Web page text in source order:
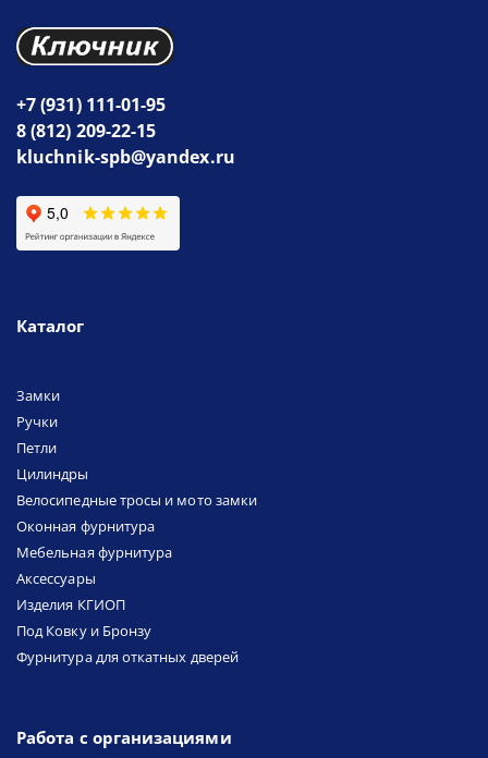
+7 (931) 111-01-95
8 (812) 209-22-15
kluchnik-spb@yandex.ru
Каталог
Замки
Ручки
Петли
Цилиндры
Велосипедные тросы и мото замки
Оконная фурнитура
Мебельная фурнитура
Аксессуары
Изделия КГИОП
Под Ковку и Бронзу
Фурнитура для откатных дверей
Работа с организациями